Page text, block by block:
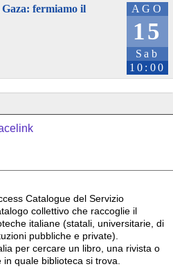
AGO
15
Sab
10:00
fermiamo il
Catalogue del Servizio
collettivo che raccoglie il
italiane (statali, universitarie, di
pubbliche e private).
per cercare un libro, una rivista o
quale biblioteca si trova.